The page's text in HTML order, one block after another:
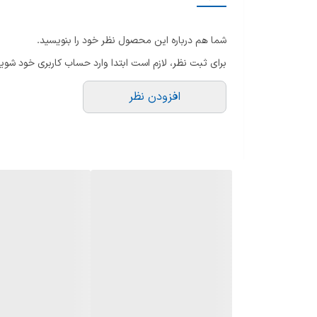
شما هم درباره این محصول نظر خود را بنویسید.
برای ثبت نظر، لازم است ابتدا وارد حساب کاربری خود
افزودن نظر